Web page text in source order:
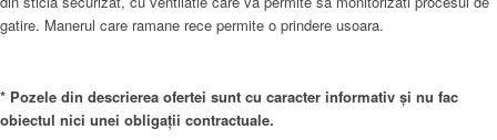
gatire. Manerul care ramane rece permite o prindere usoara.
* Pozele din descrierea ofertei sunt cu caracter informativ și nu fac
obiectul nici unei obligații contractuale.